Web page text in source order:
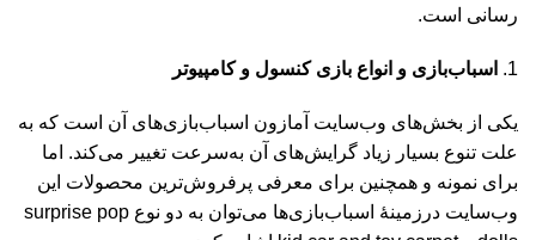
رسانی است.
اسباب‌بازی و انواع بازی کنسول و کامپیوتر
یکی از بخش‌های وب‌سایت آمازون اسباب‌بازی‌های آن است که به
علت تنوع بسیار زیاد گرایش‌های آن به‌سرعت تغییر می‌کند. اما
برای نمونه و همچنین برای معرفی پرفروش‌ترین محصولات این
وب‌سایت درزمینهٔ اسباب‌بازی‌ها می‌توان به دو نوع surprise pop